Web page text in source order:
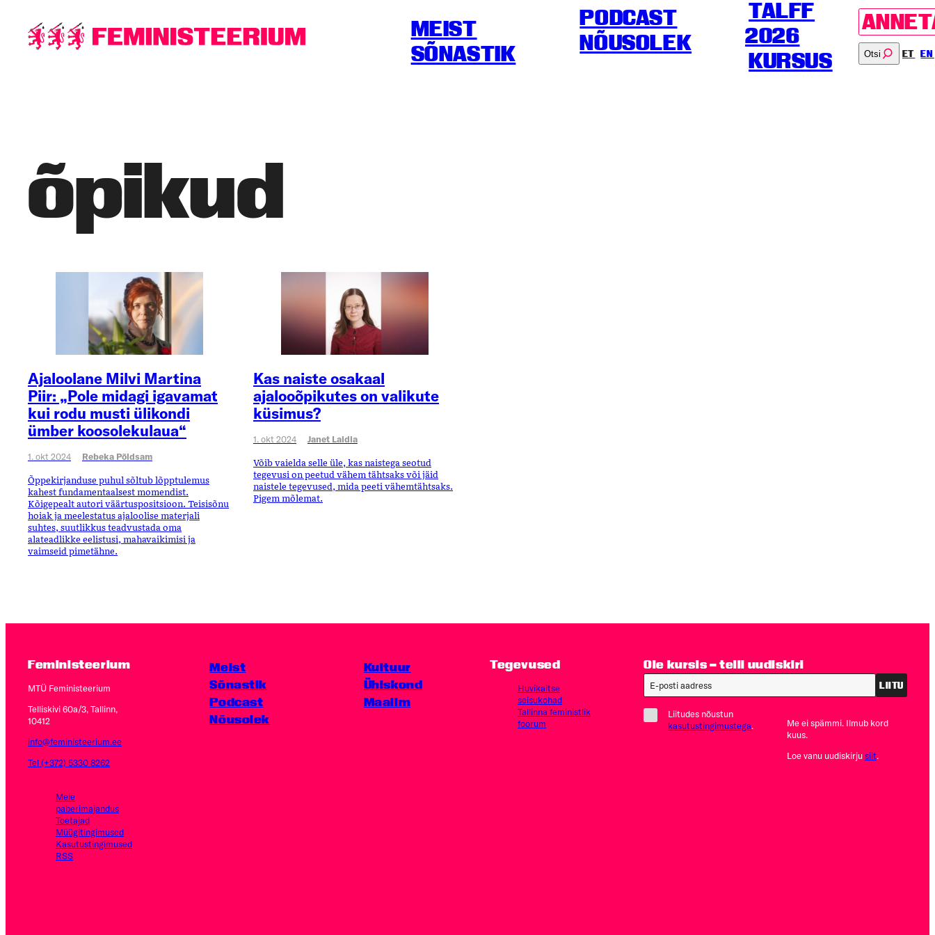
juurde
MEIST
SÕNASTIK
PODCAST
NÕUSOLEK
TALFF
2026
KURSUS
Otsi ET EN
õpikud
Ajaloolane Milvi Martina
Piir: „Pole midagi igavamat
kui rodu musti ülikondi
ümber koosolekulaua“
1. okt 2024 Rebeka Põldsam
Õppekirjanduse puhul sõltub lõpptulemus
kahest fundamentaalsest momendist.
Kõigepealt autori väärtuspositsioon. Teisisõnu
hoiak ja meelestatus ajaloolise materjali
suhtes, suutlikkus teadvustada oma
alateadlikke eelistusi, mahavaikimisi ja
vaimseid pimetähne.
Kas naiste osakaal
ajalooõpikutes on valikute
küsimus?
1. okt 2024 Janet Laidla
Võib vaielda selle üle, kas naistega seotud
tegevusi on peetud vähem tähtsaks või jäid
naistele tegevused, mida peeti vähemtähtsaks.
Pigem mõlemat.
Feministeerium
MTÜ Feministeerium
Telliskivi 60a/3, Tallinn,
10412
info@feministeerium.ee
Tel (+372) 5330 8262
Meie
paberimajandus
Toetajad
Müügitingimused
Kasutus­tingimused
RSS
Meist
Sõnastik
Podcast
Nõusolek
Kultuur
Ühiskond
Maailm
Tegevused
Huvikaitse
seisukohad
Tallinna feministlik
foorum
Ole kursis – telli uudiskiri
LIITU
Liitudes nõustun
kasutustingimustega.
Me ei spämmi. Ilmub kord
kuus.
Loe vanu uudiskirjusiit.